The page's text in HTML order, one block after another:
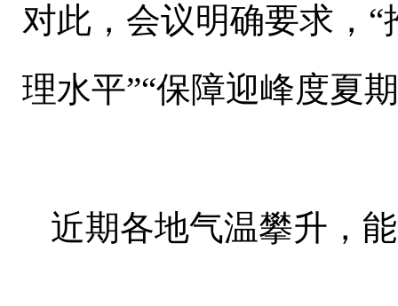
对此，会议明确要求，
理水平”“保障迎峰度夏
近期各地气温攀升，